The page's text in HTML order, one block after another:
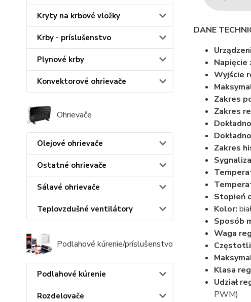
Kryty na krbové vložky
Krby - príslušenstvo
Plynové krby
Konvektorové ohrievače
Ohrievače
Olejové ohrievače
Ostatné ohrievače
Sálavé ohrievače
Teplovzdušné ventilátory
Podlahové kúrenie/príslušenstvo
Podlahové kúrenie
Rozdelovače
DANE
Napięcie
Wyjście
Zakres
Zakres
Zakres
Stopień
Kolor:
Sposób
Waga
Klasa
Udział
PWM)